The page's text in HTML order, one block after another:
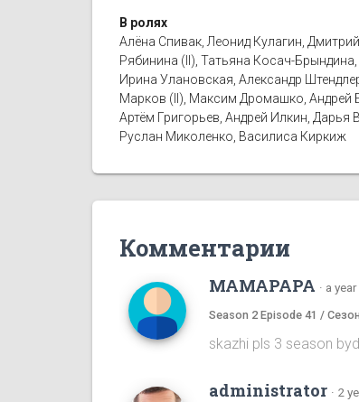
В ролях
Алёна Спивак, Леонид Кулагин,
Рябинина (II), Татьяна Косач-
Ирина Улановская, Александр
Марков (II), Максим Дромашко, Андрей
Артём Григорьев, Андрей Илкин,
Руслан Миколенко, Василиса Киркиж
Комментарии
MAMAPAPA · a
Season 2 Episode 41 /
skazhi pls 3 season
administrator · 2